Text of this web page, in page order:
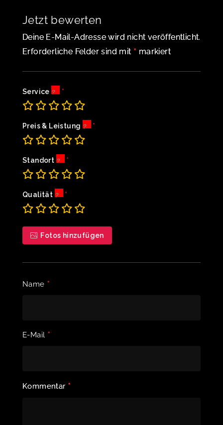
Jetzt bewerten
Deine E-Mail-Adresse wird nicht veröffentlicht.
Erforderliche Felder sind mit * markiert
Service
Preis & Leistung
Standort
Qualität
Fotos hinzufügen
Name *
E-Mail *
Kommentar *